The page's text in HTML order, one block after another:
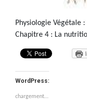
Physiologie Végétale
Chapitre 4 : La
WordPress:
chargement…